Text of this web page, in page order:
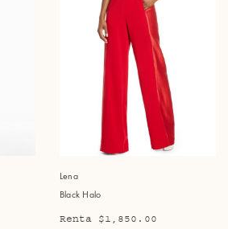
Lena
Black Halo
Renta $1,850.00